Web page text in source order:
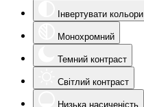
Інвертувати кольори
Монохромний
Темний контраст
Світлий контраст
Низька насиченість